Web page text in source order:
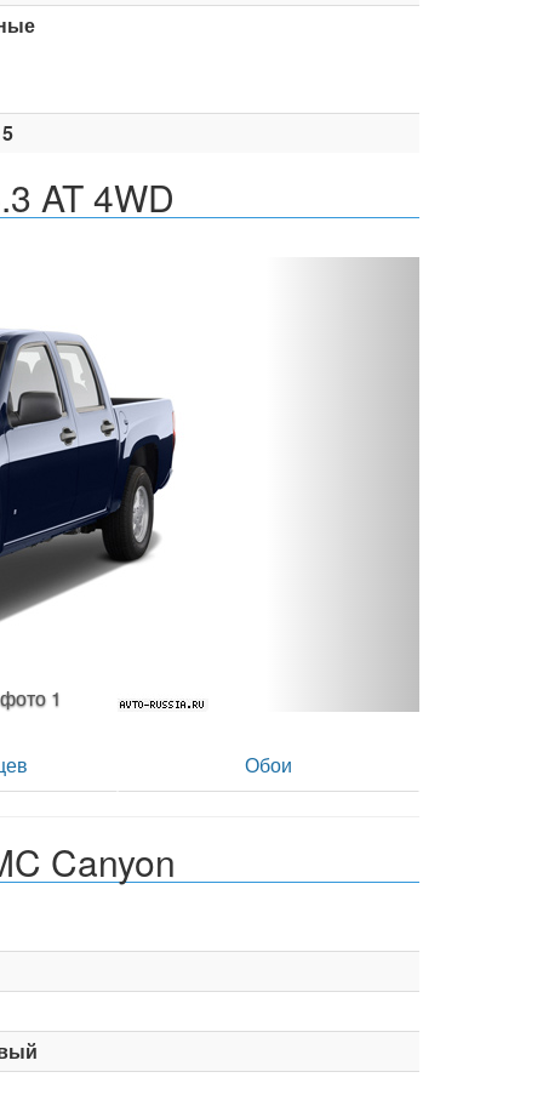
AT 4WD
фото 2
Обои
Canyon